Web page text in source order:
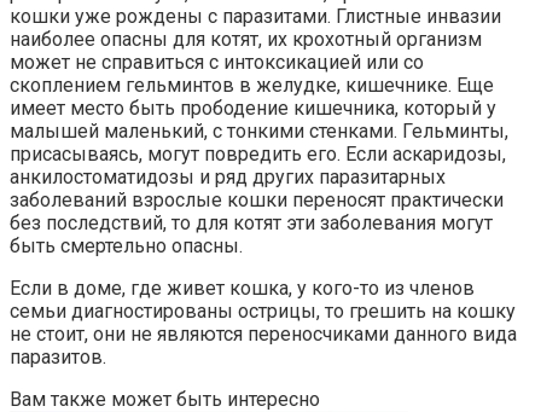
кошки уже рождены с паразитами. Глистные инвазии
наиболее опасны для котят, их крохотный организм
может не справиться с интоксикацией или со
скоплением гельминтов в желудке, кишечнике. Еще
имеет место быть прободение кишечника, который у
малышей маленький, с тонкими стенками. Гельминты,
присасываясь, могут повредить его. Если аскаридозы,
анкилостоматидозы и ряд других паразитарных
заболеваний взрослые кошки переносят практически
без последствий, то для котят эти заболевания могут
быть смертельно опасны.
Если в доме, где живет кошка, у кого-то из членов
семьи диагностированы острицы, то грешить на кошку
не стоит, они не являются переносчиками данного вида
паразитов.
Вам также может быть интересно